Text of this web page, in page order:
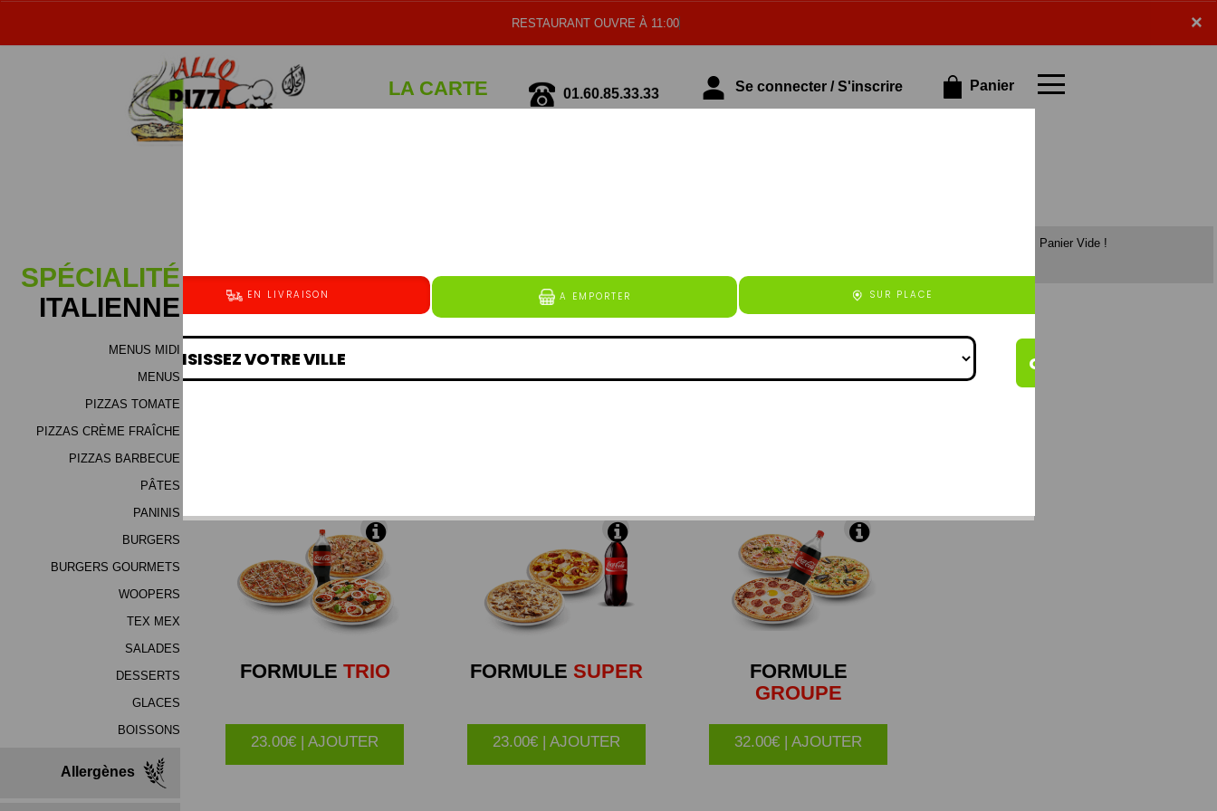
×
RESTAURANT OUVRE À 11:00
LA CARTE 01.60.85.33.33 Se connecter / S'inscrire Panier
×
SPÉCIALITÉ
ITALIENNE
MENUS MIDI
MENUS
PIZZAS TOMATE
PIZZAS CRÈME FRAÎCHE
PIZZAS BARBECUE
PÂTES
PANINIS
BURGERS
BURGERS GOURMETS
WOOPERS
TEX MEX
SALADES
DESSERTS
GLACES
BOISSONS
Allergènes
MENUS
Jambon (bloc de dinde), merguez (à base de boeuf et de volaille), lardons (bâtonnet de veau),
fromage (mélange de haute qualité de mozarella rapé et de substitut de fromage), chorizo (à base de
FORMULE TRIO
23.00€ | AJOUTER
FORMULE SUPER
23.00€ | AJOUTER
FORMULE
GROUPE
32.00€ | AJOUTER
Panier Vide !